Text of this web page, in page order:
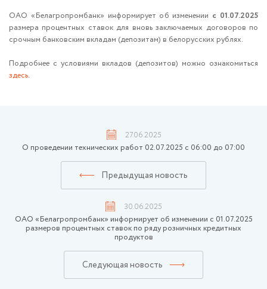
ОАО «Белагропромбанк» информирует об изменении с 01.07.2025
размера процентных ставок для вновь заключаемых договоров по
срочным банковским вкладам (депозитам) в белорусских рублях.
Подробнее с условиями вкладов (депозитов) можно ознакомиться
здесь.
27.06.2025
О проведении технических работ 02.07.2025 с 06:00 до 07:00
Предыдущая новость
30.06.2025
ОАО «Белагропромбанк» информирует об изменении с 01.07.2025
размеров процентных ставок по ряду розничных кредитных
продуктов
Следующая новость